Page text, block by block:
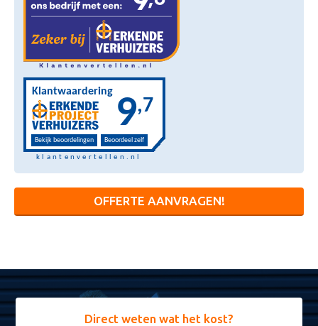
OFFERTE AANVRAGEN!
Direct weten wat het kost?